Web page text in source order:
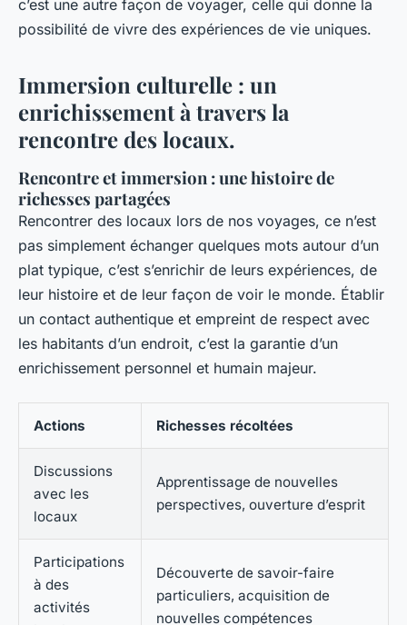
c’est une autre façon de voyager, celle qui donne la
possibilité de vivre des expériences de vie uniques.
Immersion culturelle : un
enrichissement à travers la
rencontre des locaux.
Rencontre et immersion : une histoire de
richesses partagées
Rencontrer des locaux lors de nos voyages, ce n’est
pas simplement échanger quelques mots autour d’un
plat typique, c’est s’enrichir de leurs expériences, de
leur histoire et de leur façon de voir le monde. Établir
un contact authentique et empreint de respect avec
les habitants d’un endroit, c’est la garantie d’un
enrichissement personnel et humain majeur.
Actions Richesses récoltées
Discussions
avec les
locaux
Apprentissage de nouvelles
perspectives, ouverture d’esprit
Participations
à des
activités
Découverte de savoir-faire
particuliers, acquisition de
nouvelles compétences